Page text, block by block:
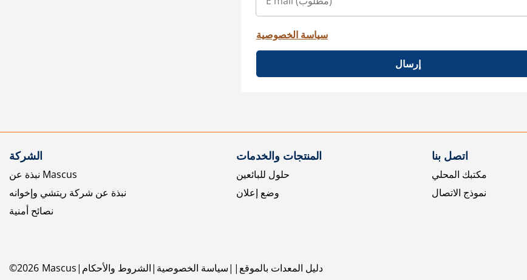
سياسة الخصوصية
إرسال
الشركة
نبذة عن Mascus
نبذة عن شركة ريتشي وإخوانه
نصائح أمنية
المنتجات والخدمات
حلول للبائعين
وضع إعلان
اتصل بنا
مكتبك المحلي
نموذج الاتصال
©2026 Mascus الشروط والأحكام سياسة الخصوصية دليل المعدات بالموقع